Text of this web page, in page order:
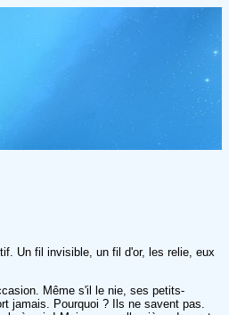
Un fil invisible, un fil d'or, les relie, eux
Même s'il le nie, ses petits-
jamais. Pourquoi ? Ils ne savent pas.